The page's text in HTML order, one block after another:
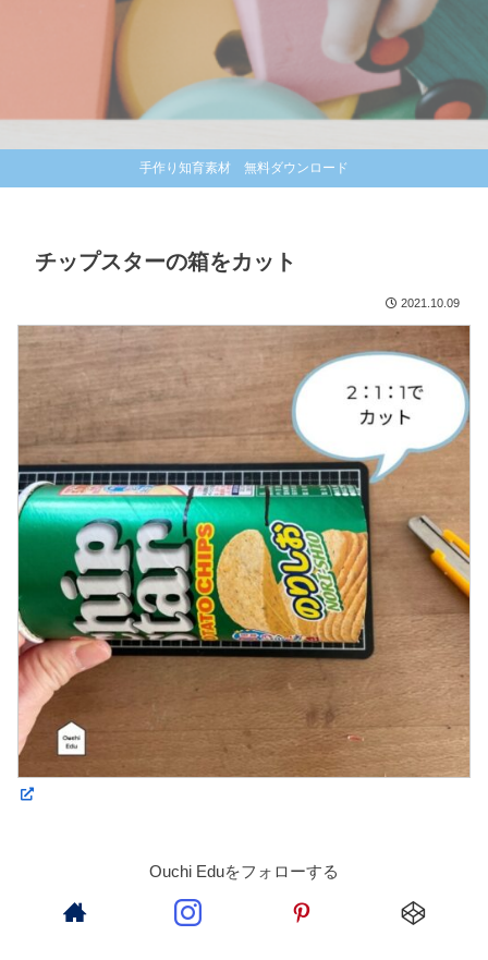
手作り知育素材 無料ダウンロード
チップスターの箱をカット
2021.10.09
Ouchi Eduをフォローする